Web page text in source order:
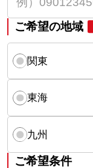
ご希望の地域
関東
東海
九州
ご希望条件